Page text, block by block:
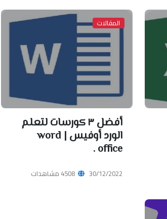
المقالات
أفضل ٣ كورسات لتعلم
الورد أوفيس | word
office .
30/12/2022 4508 مشاهدات